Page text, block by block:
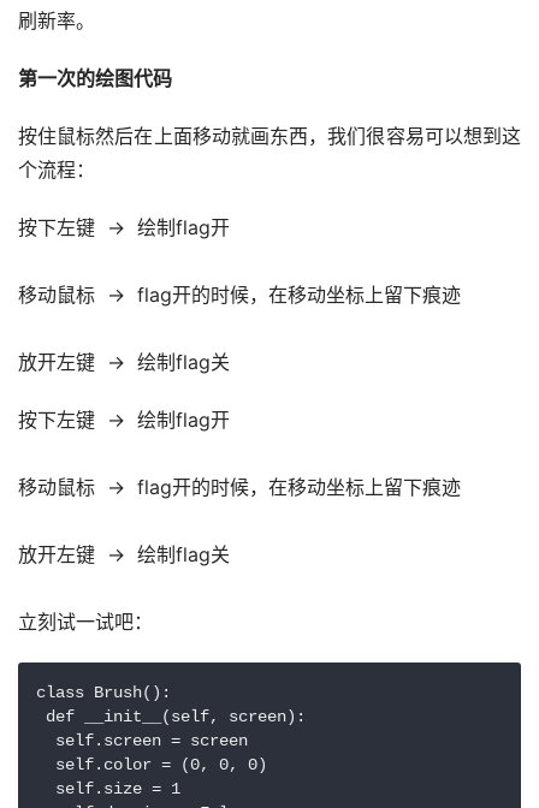
刷新率。
第一次的绘图代码
按住鼠标然后在上面移动就画东西，我们很容易可以想到这
个流程：
按下左键  →  绘制flag开
移动鼠标  →  flag开的时候，在移动坐标上留下痕迹
放开左键  →  绘制flag关
按下左键  →  绘制flag开
移动鼠标  →  flag开的时候，在移动坐标上留下痕迹
放开左键  →  绘制flag关
立刻试一试吧：
class Brush():
def __init__(self, screen):
  self.screen = screen
  self.color = (0, 0, 0)
  self.size = 1